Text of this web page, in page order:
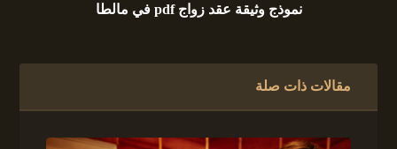
نموذج وثيقة عقد زواج pdf في مالطا
مقالات ذات صلة